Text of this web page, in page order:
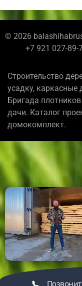
© 2026
+7 921 027-
Строительство
усадку,
Бригада
дачи. Каталог
домокомплект.